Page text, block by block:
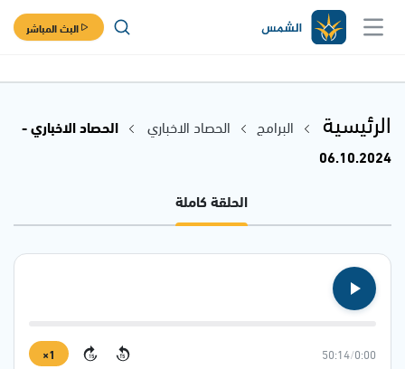
البث المباشر
الرئيسية البرامج الحصاد الاخباري
الحصاد الاخباري -
06.10.2024
الحلقة كاملة
0:00
/
50:14
15
15
1×